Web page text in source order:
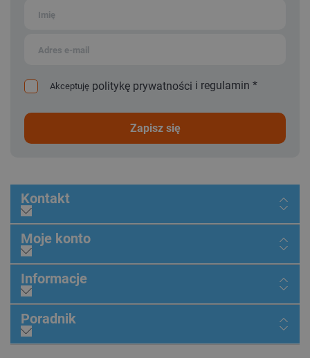
Akceptuję politykę prywatności i regulamin *
zapisz się
Kontakt
Moje konto
Informacje
Poradnik